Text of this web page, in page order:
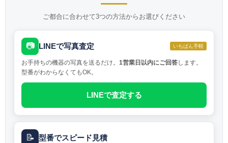
ご都合に合わせて3つの方法からお選びください
📷 LINEで写真査定 いちばん手軽
お手持ちの機器の写真を送るだけ。 1営業日以内にご回答します。
型番がわからなくてもOK。
LINEで査定する
📝 型番でスピード見積